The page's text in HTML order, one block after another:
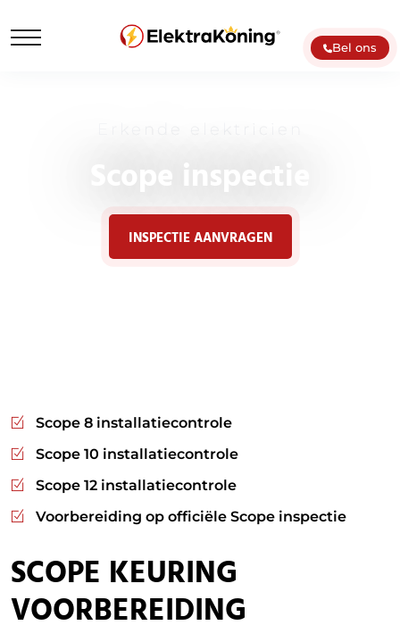
Bel ons
INSPECTIE AANVRAGEN
Scope 8 installatiecontrole
Scope 10 installatiecontrole
Scope 12 installatiecontrole
Voorbereiding op officiële Scope inspectie
SCOPE KEURING
VOORBEREIDING